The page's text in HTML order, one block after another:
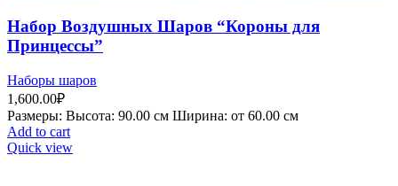
Набор Воздушных Шаров “Короны для
Принцессы”
Наборы шаров
1,600.00₽
Рaзмеры: Высота: 90.00 см Ширина: от 60.00 см
Add to cart
Quick view